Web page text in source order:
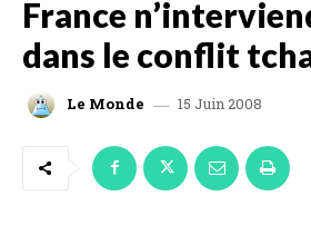
France
dans le conflit
Le Monde 15 Juin 2008